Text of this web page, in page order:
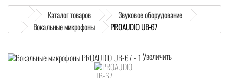
Каталог товаров
Звуковое оборудование
Вокальные микрофоны
PROAUDIO UB-67
Увеличить